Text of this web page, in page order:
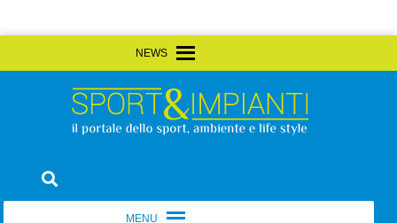
to
Sport&Impianti